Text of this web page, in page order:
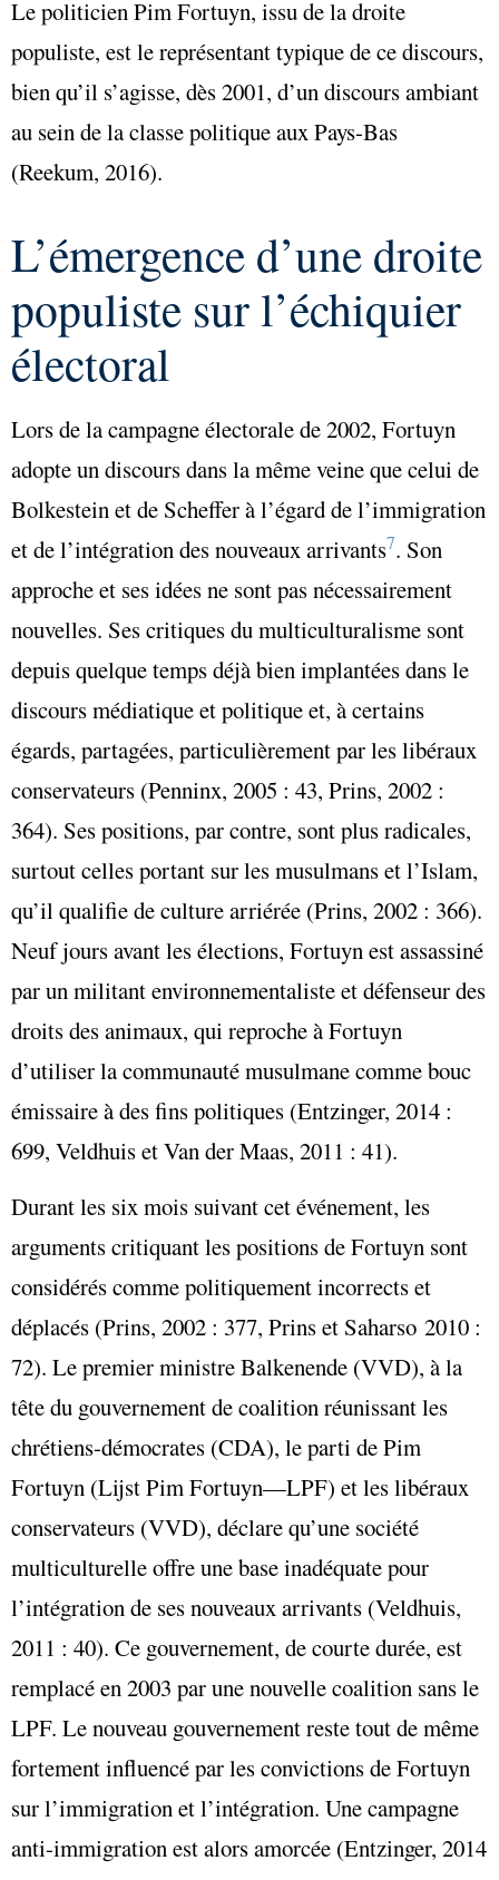
Le politicien Pim Fortuyn, issu de la droite
populiste, est le représentant typique de ce discours,
bien qu’il s’agisse, dès 2001, d’un discours ambiant
au sein de la classe politique aux Pays-Bas
(Reekum, 2016).
L’émergence d’une droite
populiste sur l’échiquier
électoral
Lors de la campagne électorale de 2002, Fortuyn
adopte un discours dans la même veine que celui de
Bolkestein et de Scheffer à l’égard de l’immigration
et de l’intégration des nouveaux arrivants7. Son
approche et ses idées ne sont pas nécessairement
nouvelles. Ses critiques du multiculturalisme sont
depuis quelque temps déjà bien implantées dans le
discours médiatique et politique et, à certains
égards, partagées, particulièrement par les libéraux
conservateurs (Penninx, 2005 : 43, Prins, 2002 :
364). Ses positions, par contre, sont plus radicales,
surtout celles portant sur les musulmans et l’Islam,
qu’il qualifie de culture arriérée (Prins, 2002 : 366).
Neuf jours avant les élections, Fortuyn est assassiné
par un militant environnementaliste et défenseur des
droits des animaux, qui reproche à Fortuyn
d’utiliser la communauté musulmane comme bouc
émissaire à des fins politiques (Entzinger, 2014 :
699, Veldhuis et Van der Maas, 2011 : 41).
Durant les six mois suivant cet événement, les
arguments critiquant les positions de Fortuyn sont
considérés comme politiquement incorrects et
déplacés (Prins, 2002 : 377, Prins et Saharso 2010 :
72). Le premier ministre Balkenende (VVD), à la
tête du gouvernement de coalition réunissant les
chrétiens-démocrates (CDA), le parti de Pim
Fortuyn (Lijst Pim Fortuyn—LPF) et les libéraux
conservateurs (VVD), déclare qu’une société
multiculturelle offre une base inadéquate pour
l’intégration de ses nouveaux arrivants (Veldhuis,
2011 : 40). Ce gouvernement, de courte durée, est
remplacé en 2003 par une nouvelle coalition sans le
LPF. Le nouveau gouvernement reste tout de même
fortement influencé par les convictions de Fortuyn
sur l’immigration et l’intégration. Une campagne
anti-immigration est alors amorcée (Entzinger, 2014